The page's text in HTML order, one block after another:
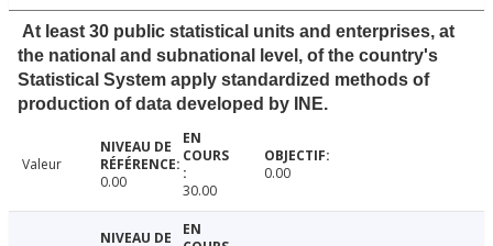
At least 30 public statistical units and enterprises, at
the national and subnational level, of the country's
Statistical System apply standardized methods of
production of data developed by INE.
Valeur
0.00
30.00
0.00